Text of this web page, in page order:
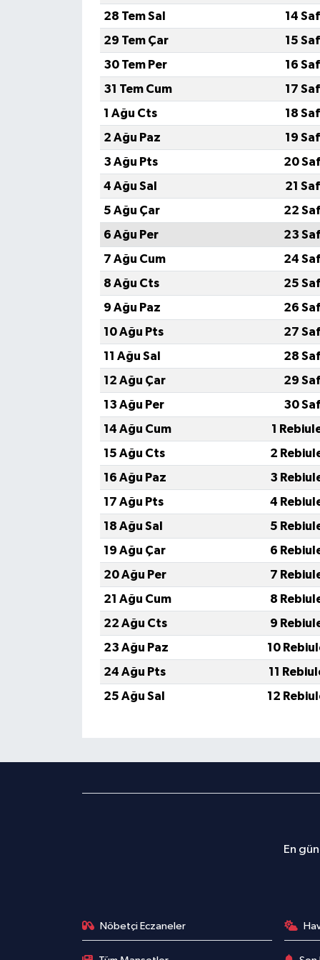
28 Tem Sal
14
29 Tem Çar
15
30 Tem Per
16
31 Tem Cum
17
1 Ağu Cts
18
2 Ağu Paz
19
3 Ağu Pts
20
4 Ağu Sal
21
5 Ağu Çar
22
6 Ağu Per
23
7 Ağu Cum
24
8 Ağu Cts
25
9 Ağu Paz
26
10 Ağu Pts
27
11 Ağu Sal
28
12 Ağu Çar
29
13 Ağu Per
30
14 Ağu Cum
1
15 Ağu Cts
2
16 Ağu Paz
3
17 Ağu Pts
4
18 Ağu Sal
5
19 Ağu Çar
6
20 Ağu Per
7
21 Ağu Cum
8
22 Ağu Cts
9
23 Ağu Paz
10
24 Ağu Pts
11
25 Ağu Sal
12
En
Nöbetçi Eczaneler
Türkiye Basketbol Ligi
Kadınlar Basketbol Ligi
Diğer Basketbol Ligleri
Motor Sporları
Diğer Spor Dalları
Futbolcular